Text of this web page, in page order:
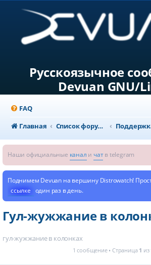
Русскоязычное
Devuan GNU/
FAQ
Главная
Список форумов
Наши официальные канал и чатв telegram
Поднимем Devuan на вершину Distrowatch!
ссылке один раз в день.
Гул-жужжание в
гул-жужжание в колонках
1 сообщение • Страница 1 из